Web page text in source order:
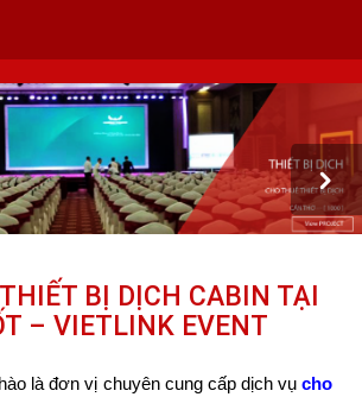
Whatsapp : +84 .0983.686.183 / Tel : +84 243 785 8551
ext 101
info@vietlinktour.com / sales@vietlinktour.com
/ http://vietlinkevent.com
BỊ DỊCH CABIN TẠI
– VIETLINK EVENT
là đơn vị chuyên cung cấp dịch vụ cho